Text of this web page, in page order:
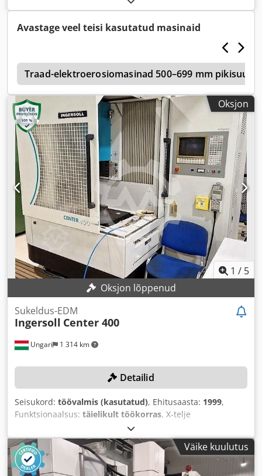
mm, Z-telje liikumisteekond:350 mm, töödetaili kaal (max):
800 kg,
Avastage veel teisi kasutatud masinaid
Traad-elektroerosiomasinad 500–699 mm
Oksjon
1 / 5
Oksjon lõppenud
Ungari 1 314 km
Sukeldus-EDM
Ingersoll Center 400
Detailid
Seisukord: töövalmis (kasutatud), Ehitusaasta: 1999,
Funktsionaalsus: täielikult töökorras, X-telje
, Y-telje liikumisteekond:
Z-telje liikumisteekond:300 mm, töödetaili kaal (max):500
kg, kontrolleri mudel:Mitsubishi 32-bit EDM Steuerung,
Väike kuulutus